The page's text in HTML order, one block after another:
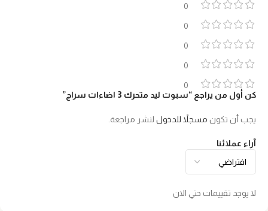
0
0
0
0
0
آراء عملائنا
لا يوجد تقييمات حتي الان
كن أول من يراجع “سبوت ليد متحرك 3 اضاءات سراج”
يجب أن تكون مسجلاً للدخول لنشر مراجعة.